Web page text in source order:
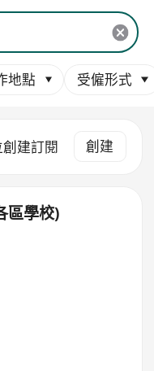
地點 受僱形式
建訂閱 創建
區學校)